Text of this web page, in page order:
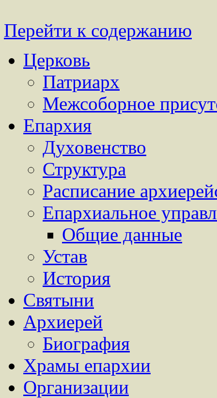
Перейти к содержанию
Церковь
Патриарх
Межсоборное
Епархия
Духовенство
Структура
Расписание
Епархиальное
Общие данные
Устав
История
Святыни
Архиерей
Биография
Храмы епархии
Организации